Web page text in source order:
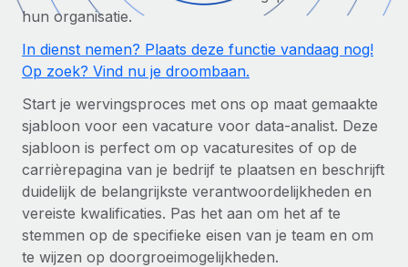
Zzp'ers internationaal onboarden en beheren
PEO
Ingewikkelde HR-taken eenvoudig uitbesteden
INFRASTRUCTUUR
Remote Embedded
HR naadloos in workflows integreren
Platform
Ingebouwde essentiële HR-functies voor je team
GROEIFASE
Start-ups
Flexibele global HR en payroll solutions voor groeiende
bedrijven
Mid-market
Teams uitbreiden met HR solutions op maat
Enterprise
Global HR voor grote bedrijven
Betalingscalculator voor zzp'ers
internationale zzp'ers
LEREN MET REMOTE
Onderzoek en gidsen
Casestudy's
HR-woordenlijst
Checklists en templates
Français
Deutsch
Español
Italiano
Português (Portugal)
hun organisatie.
In dienst nemen? Plaats deze functie vandaag nog!
Op zoek? Vind nu je droombaan.
Start je wervingsproces met ons op maat gemaakte
sjabloon voor een vacature voor data-analist. Deze
sjabloon is perfect om op vacaturesites of op de
carrièrepagina van je bedrijf te plaatsen en beschrijft
duidelijk de belangrijkste verantwoordelijkheden en
vereiste kwalificaties. Pas het aan om het af te
stemmen op de specifieke eisen van je team en om
te wijzen op doorgroeimogelijkheden.